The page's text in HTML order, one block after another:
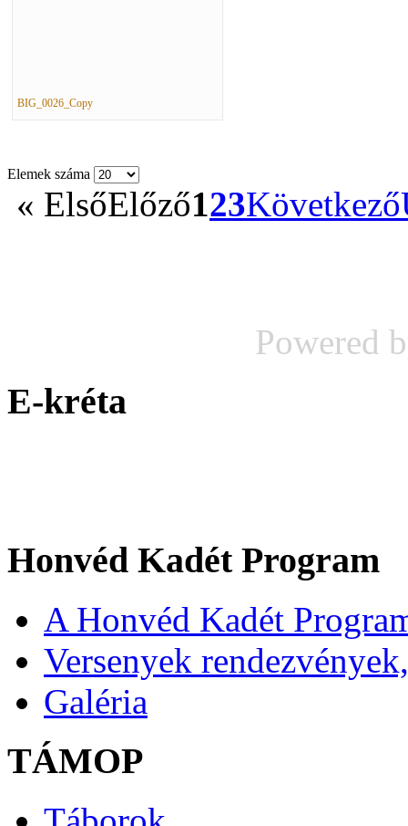
BIG_0026_Copy
Elemek száma
« ElsőElőző123Következő
Powered
E-kréta
Honvéd Kadét Program
A Honvéd Kadét
Versenyek
Galéria
TÁMOP